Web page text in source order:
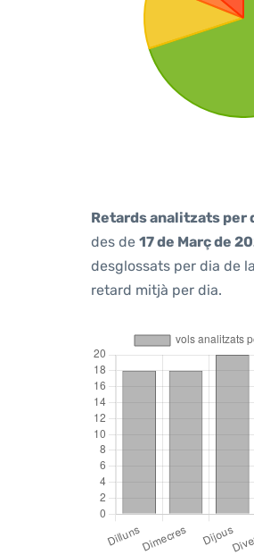
Retards analitzats per
des de 17 de Març de
desglossats per dia de
retard mitjà per dia.